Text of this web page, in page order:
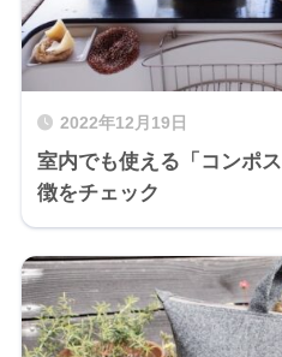
2022年12月19日
室内でも使える「コンポ
徴をチェック